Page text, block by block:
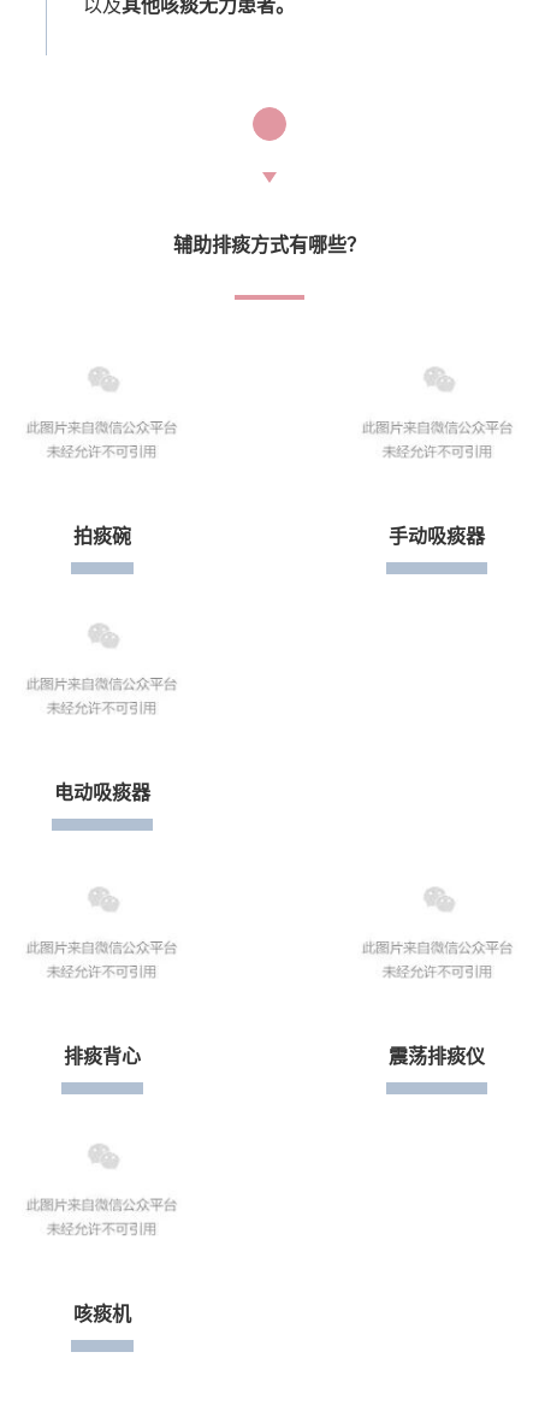
3
辅助排痰方式有哪些？
拍痰碗 手动吸痰器
电动吸痰器
排痰背心 震荡排痰仪
咳痰机